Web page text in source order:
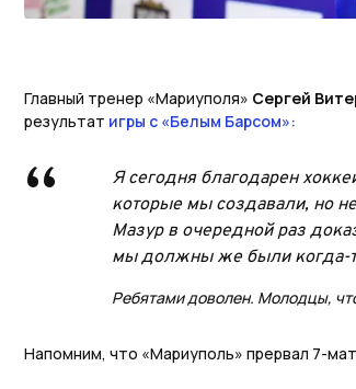
Главный тренер «Мариуполя» Сергей
результат игры с «Белым Барсом»:
Я сегодня благодарен
которые мы создавали, но
Мазур в очередной раз
мы должны же были когда-
Ребятами доволен. Молодцы,
Напомним, что «Мариуполь» прервал 7-